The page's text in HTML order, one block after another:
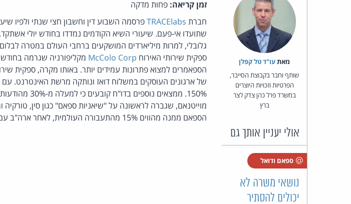
מאת‏עו"ד טל קפלן
שותף וחבר בקבוצת הסייבר,
הפרטיות וזכויות היוצרים
במשרד פרל כהן צדק לצר
ברץ
אולי יעניין אותך גם
ספאם ודואל
נושאי משרה לא
יכולים להסתיר
זמן קריאה: פחות מדקה
חברת TRACElabsפרסמה השבוע דין וחשבון חצי שנתי ולפיו
שתועדו אי-פעם. שיעורי השיא הקודמים נמדדו בחודש יולי
גלובלי, למרות מיליארדים המושקעים ברחבי העולם במטרה
ספקית שירותי האירוח McColo Corp
של ארגונים העוסקים במשלוח דואז ונותקה מרשת האינטרנט.
150%. ממצאים
מוייטנאם, שגברה לראשונה על "שיאניות ספאם" כגון סין, טורקיה
הספאם ממנה מהווים 15% מהתעבורה העולמית, לאחר ארה"ב עם 10%. מקור: